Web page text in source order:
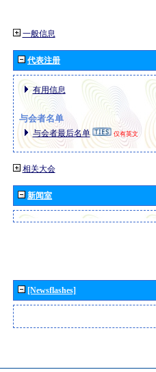
一般信息
代表注册
有用信息
与会者名单
与会者最后名单 仅有英文
相关大会
新闻室
[Newsflashes]